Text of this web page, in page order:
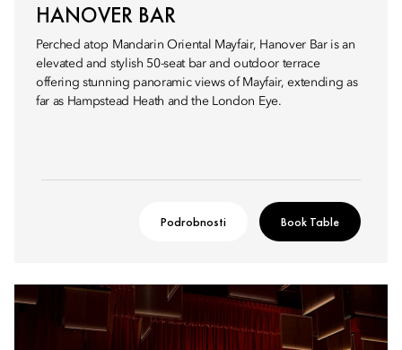
HANOVER BAR
Perched atop Mandarin Oriental Mayfair, Hanover Bar is an
elevated and stylish 50-seat bar and outdoor terrace
offering stunning panoramic views of Mayfair, extending as
far as Hampstead Heath and the London Eye.
Podrobnosti Book Table